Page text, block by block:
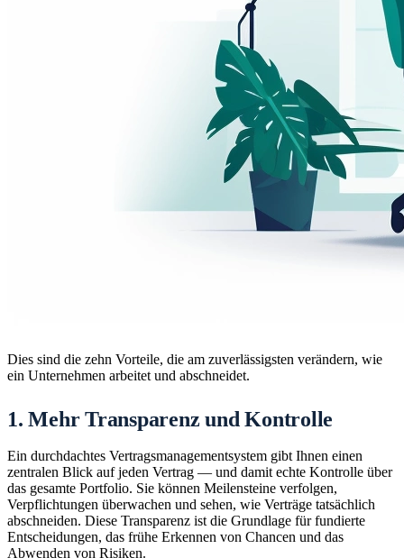
Dies sind die zehn Vorteile, die am zuverlässigsten verändern, wie
ein Unternehmen arbeitet und abschneidet.
1. Mehr Transparenz und Kontrolle
Ein durchdachtes Vertragsmanagementsystem gibt Ihnen einen
zentralen Blick auf jeden Vertrag — und damit echte Kontrolle über
das gesamte Portfolio. Sie können Meilensteine verfolgen,
Verpflichtungen überwachen und sehen, wie Verträge tatsächlich
abschneiden. Diese Transparenz ist die Grundlage für fundierte
Entscheidungen, das frühe Erkennen von Chancen und das
Abwenden von Risiken.